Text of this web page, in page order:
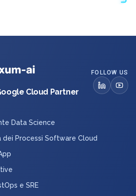
Cloud Partner
FOLLOW US
Data Science
Processi Software Cloud
e SRE